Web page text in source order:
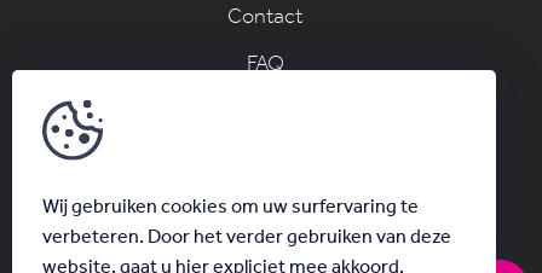
Contact
FAQ
Wij gebruiken cookies om uw surfervaring te
verbeteren. Door het verder gebruiken van deze
website, gaat u hier expliciet mee akkoord.